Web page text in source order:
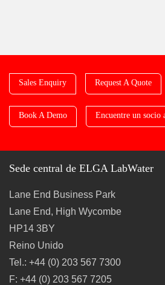
Sales Enquiry Request A Quote
Book A Demo Encuentre un socio
Sede central de ELGA LabWater
Lane End Business Park
Lane End, High Wycombe
HP14 3BY
Reino Unido
Tel.: +44 (0) 203 567 7300
F: +44 (0) 203 567 7205